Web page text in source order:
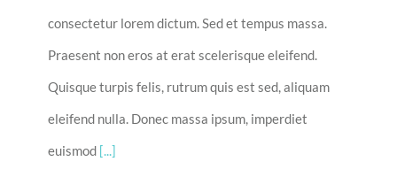
consectetur lorem dictum. Sed et tempus massa.
Praesent non eros at erat scelerisque eleifend.
Quisque turpis felis, rutrum quis est sed, aliquam
eleifend nulla. Donec massa ipsum, imperdiet
euismod [...]